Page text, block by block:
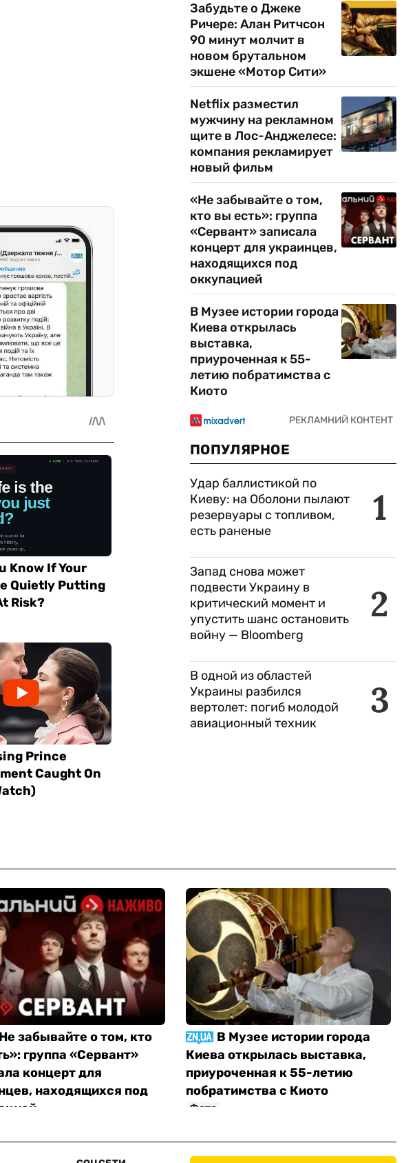
Забудьте о Джеке
Ричере: Алан Ритчсон
90 минут молчит в
новом брутальном
экшене «Мотор Сити»
Netflix разместил
мужчину на рекламном
щите в Лос-Анджелесе:
компания рекламирует
новый фильм
«Не забывайте о том,
кто вы есть»: группа
«Сервант» записала
концерт для украинцев,
находящихся под
оккупацией
В Музее истории города
Киева открылась
выставка,
приуроченная к 55-
летию побратимства с
Киото
ПОПУЛЯРНОЕ
1
Удар баллистикой по
Киеву: на Оболони пылают
резервуары с топливом,
есть раненые
2
Запад снова может
подвести Украину в
критический момент и
упустить шанс остановить
войну — Bloomberg
3
В одной из областей
Украины разбился
вертолет: погиб молодой
авиационный техник
забывайте о том, кто
группа «Сервант»
концерт для
находящихся под
В Музее истории города
Киева открылась выставка,
приуроченная к 55-летию
побратимства с Киото
Фото